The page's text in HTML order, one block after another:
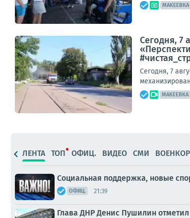
МАКЕЕВКА
Сегодня, 7
Сегодня, 7
МАКЕЕВКА
ЛЕНТА ТОП ОФИЦ. ВИДЕО СМИ
Социальная поддержка, новые
ОФИЦ. 21:39
Глава ДНР Денис Пушилин